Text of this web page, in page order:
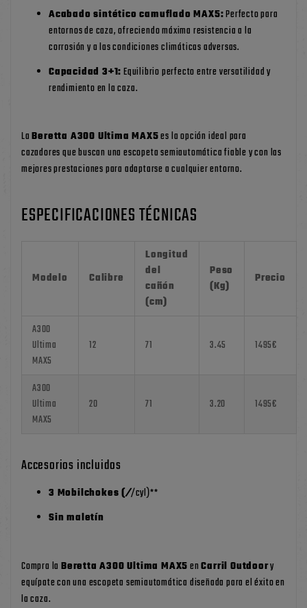
Acabado sintético camuflado MAX5:Perfecto para
entornos de caza, ofreciendo máxima resistencia a la
corrosión y a las condiciones climáticas adversas.
Capacidad 3+1: Equilibrio perfecto entre versatilidad y
rendimiento en la caza.
LaBeretta A300 Ultima MAX5es la opción ideal para
cazadores que buscan una escopeta semiautomática fiable y con las
mejores prestaciones para adaptarse a cualquier entorno.
ESPECIFICACIONES TÉCNICAS
Modelo Calibre
Longitud
del
cañón
(cm)
Peso
(Kg)
Precio
A300
Ultima
MAX5
12 71 3.45 1495€
A300
Ultima
MAX5
20 71 3.20 1495€
Accesorios incluidos
3 Mobilchokes (//cyl)**
Sin maletín
Compra la Beretta A300 Ultima MAX5enCarril Outdoory
equípate con una escopeta semiautomática diseñada para el éxito en
la caza.